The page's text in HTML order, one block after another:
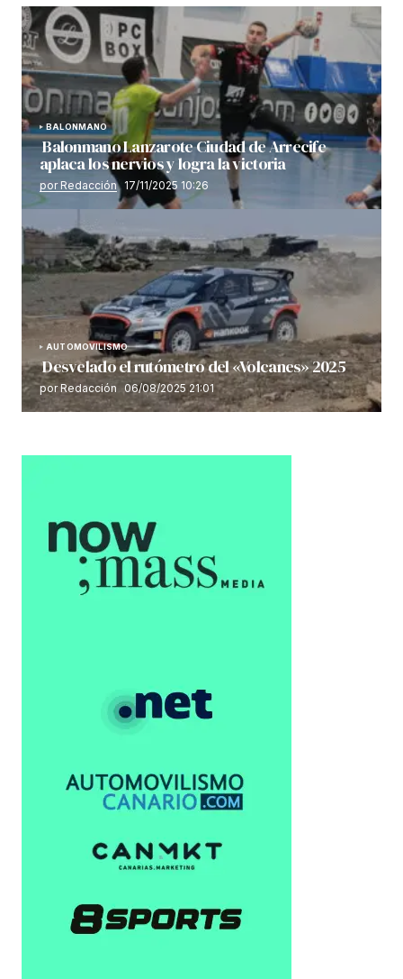
BALONMANO
Balonmano Lanzarote Ciudad de Arrecife
aplaca los nervios y logra la victoria
por Redacción 17/11/2025 10:26
AUTOMOVILISMO
Desvelado el rutómetro del «Volcanes» 2025
por Redacción 06/08/2025 21:01